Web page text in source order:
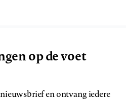
op de voet
en ontvang iedere